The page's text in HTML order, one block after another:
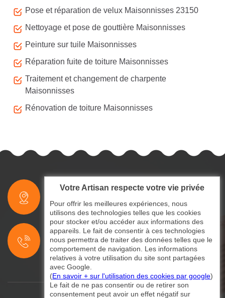
Pose et réparation de velux Maisonnisses 23150
Nettoyage et pose de gouttière Maisonnisses
Peinture sur tuile Maisonnisses
Réparation fuite de toiture Maisonnisses
Traitement et changement de charpente
Maisonnisses
Rénovation de toiture Maisonnisses
indisponible
indisponible
Votre Artisan respecte votre vie privée
Pour offrir les meilleures expériences, nous
utilisons des technologies telles que les cookies
pour stocker et/ou accéder aux informations des
appareils. Le fait de consentir à ces technologies
nous permettra de traiter des données telles que le
comportement de navigation. Les informations
relatives à votre utilisation du site sont partagées
avec Google.
(En savoir + sur l'utilisation des cookies par google)
Le fait de ne pas consentir ou de retirer son
consentement peut avoir un effet négatif sur